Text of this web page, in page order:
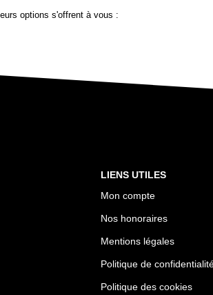
options s'offrent à vous :
LIENS UTILES
Mon compte
Nos honoraires
Mentions légales
Politique de
Politique des cookies